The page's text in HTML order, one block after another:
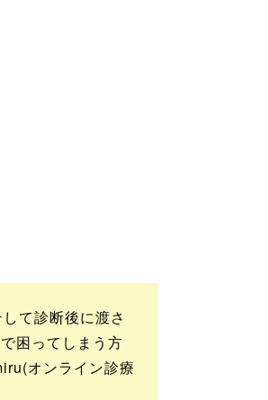
て診断後に渡さ
困ってしまう方
オンライン診療